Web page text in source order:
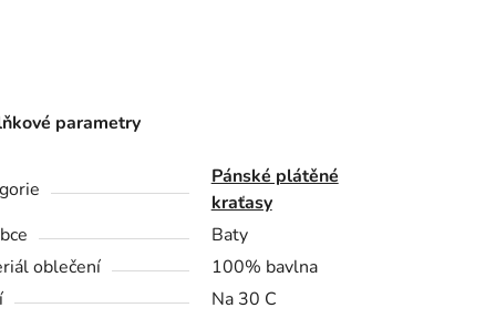
parametry
Pánské plátěné
kraťasy
Baty
oblečení
100% bavlna
Na 30 C